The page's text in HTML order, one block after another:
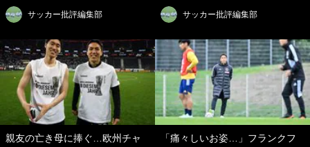
サッカー批評編集部 サッカー批評編集部
親友の亡き母に捧ぐ…欧州チャ
「痛々しいお姿…」フランクフ